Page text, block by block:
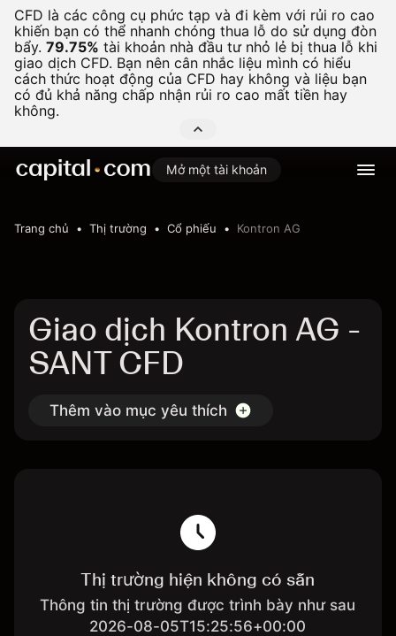
CFD là các công cụ phức tạp và đi kèm với rủi ro cao
khiến bạn có thể nhanh chóng thua lỗ do sử dụng đòn
bẩy. 79.75% tài khoản nhà đầu tư nhỏ lẻ bị thua lỗ khi
giao dịch CFD. Bạn nên cân nhắc liệu mình có hiểu
cách thức hoạt động của CFD hay không và liệu bạn
có đủ khả năng chấp nhận rủi ro cao mất tiền hay
không.
Mở một tài khoản
Trang chủ Thị trường Cổ phiếu Kontron AG
Giao dịch Kontron AG -
SANT CFD
Thêm vào mục yêu thích
Thị trường hiện không có sẵn
Thông tin thị trường được trình bày như sau
2026-08-05T15:25:56+00:00